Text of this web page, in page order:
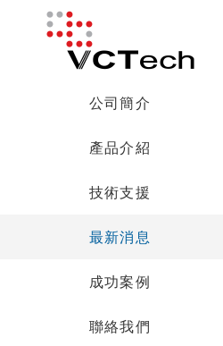
公司簡介
產品介紹
技術支援
最新消息
成功案例
聯絡我們